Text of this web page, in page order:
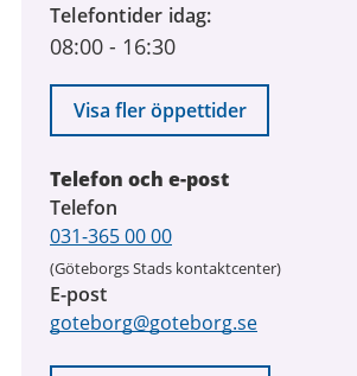
2026
till
augusti
2026
Telefontider idag
08:00 - 16:30
Visa fler öppettider
Telefon och e-post
Telefon
031-365 00 00
(Göteborgs Stads kontaktcenter)
E-post
goteborg@goteborg.se